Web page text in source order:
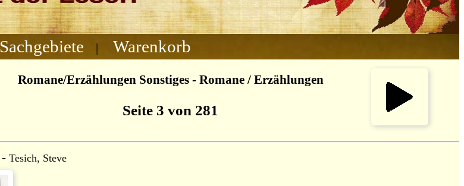
Sachgebiete | Warenkorb
Romane/Erzählungen Sonstiges - Romane / Erzählungen
Seite 3 von 281
- Tesich, Steve